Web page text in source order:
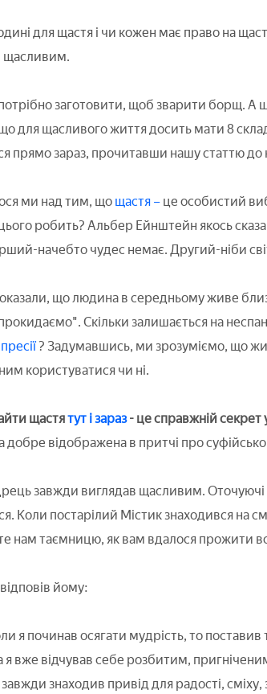
для щастя і чи кожен має право на
щасливим.
заготовити, щоб зварити борщ. А
для щасливого життя досить мати 8
прямо зараз, прочитавши нашу статтю до
ми над тим, щощастя – це особистий
робить? Альбер Ейнштейн якось
начебто чудес немає. Другий-ніби
що людина в середньому живе
Скільки залишається на
? Задумавшись, ми зрозуміємо, що
користуватися чи ні.
щастятут і зараз- це справжній секрет
добре відображена в притчі про
завжди виглядав щасливим. Оточуючі
Коли постарілий Містик знаходився на
нам таємницю, як вам вдалося прожити
йому:
я починав осягати мудрість, то
я вже відчував себе розбитим,
знаходив привід для радості, сміху,